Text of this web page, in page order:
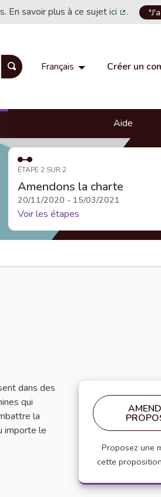
En savoir plus à ce sujetici
(Lien
.
Français Choisir la langue
Créer un
Aide
ÉTAPE 2 SUR 2
Amendons la charte
20/11/2020 - 15/03/2021
Voir les étapes
dans des
qui
la
importe le
Proposez une
cette